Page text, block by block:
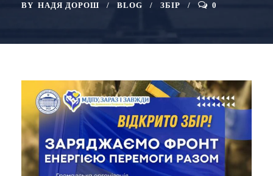
BY НАДЯ ДОРОШ BLOG ЗБІР 0